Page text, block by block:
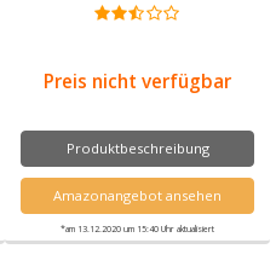
Preis nicht verfügbar
Produktbeschreibung
Amazonangebot ansehen
*am 13.12.2020 um 15:40 Uhr aktualisiert